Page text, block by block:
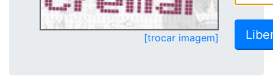
[trocar imagem]